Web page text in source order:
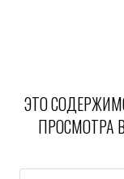
ЭТО
ПРОСМОТРА